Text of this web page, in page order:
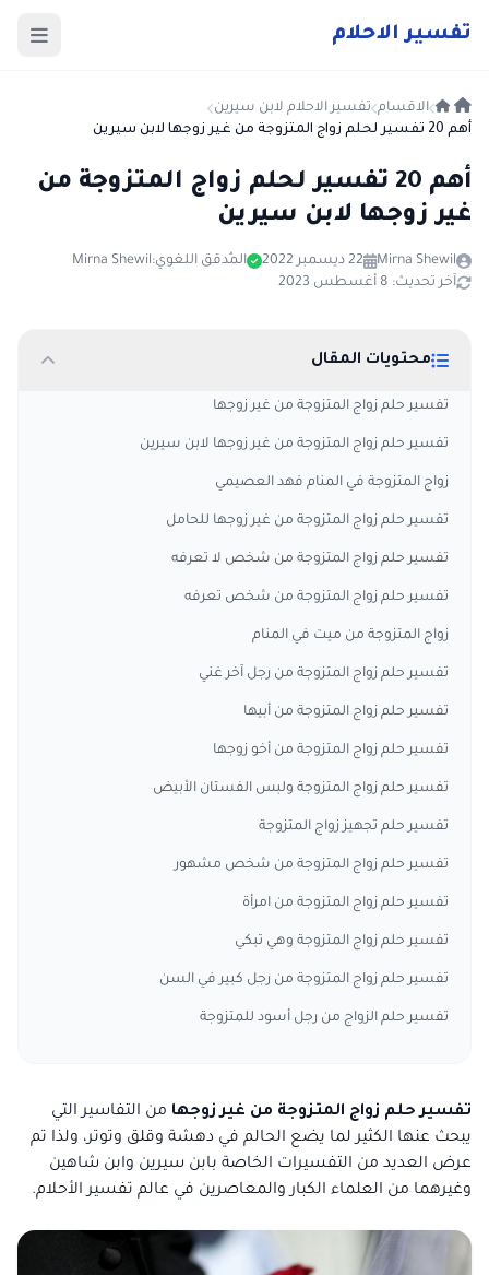
تفسير الاحلام
الاقسام تفسير الاحلام لابن سيرين
أهم 20 تفسير لحلم زواج المتزوجة من غير زوجها لابن سيرين
أهم 20 تفسير لحلم زواج المتزوجة من
غير زوجها لابن سيرين
Mirna Shewil 22 ديسمبر 2022 المُدقق اللغوي:Mirna Shewil
آخر تحديث: 8 أغسطس 2023
محتويات المقال
تفسير حلم زواج المتزوجة من غير زوجها
تفسير حلم زواج المتزوجة من غير زوجها لابن سيرين
زواج المتزوجة في المنام فهد العصيمي
تفسير حلم زواج المتزوجة من غير زوجها للحامل
تفسير حلم زواج المتزوجة من شخص لا تعرفه
تفسير حلم زواج المتزوجة من شخص تعرفه
زواج المتزوجة من ميت في المنام
تفسير حلم زواج المتزوجة من رجل آخر غني
تفسير حلم زواج المتزوجة من أبيها
تفسير حلم زواج المتزوجة من أخو زوجها
تفسير حلم زواج المتزوجة ولبس الفستان الأبيض
تفسير حلم تجهيز زواج المتزوجة
تفسير حلم زواج المتزوجة من شخص مشهور
تفسير حلم زواج المتزوجة من امرأة
تفسير حلم زواج المتزوجة وهي تبكي
تفسير حلم زواج المتزوجة من رجل كبير في السن
تفسير حلم الزواج من رجل أسود للمتزوجة
تفسير حلم زواج المتزوجة من غير زوجها من التفاسير التي
يبحث عنها الكثير لما يضع الحالم في دهشة وقلق وتوتر، ولذا تم
عرض العديد من التفسيرات الخاصة بابن سيرين وابن شاهين
وغيرهما من العلماء الكبار والمعاصرين في عالم تفسير الأحلام.